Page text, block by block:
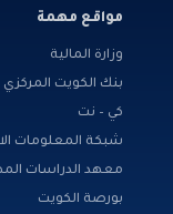
مواقع مهمة
وزارة المالية
بنك الكويت المركزي
كي – نت
شبكة المعلومات
معهد الدراسات
بورصة الكويت